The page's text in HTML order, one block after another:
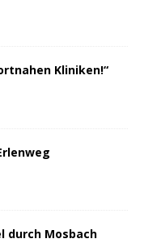
Kliniken!“
durch Mosbach